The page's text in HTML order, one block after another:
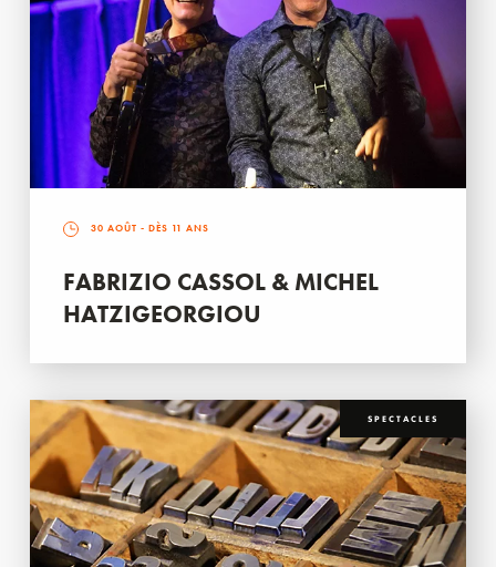
30 AOÛT - DÈS 11 ANS
FABRIZIO CASSOL & MICHEL
HATZIGEORGIOU
SPECTACLES